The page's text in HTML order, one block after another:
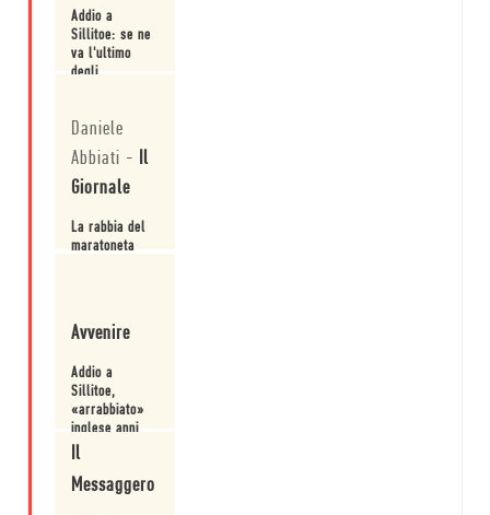
Addio a
Sillitoe: se ne
va l'ultimo
degli
Daniele
Abbiati - Il
Giornale
La rabbia del
maratoneta
Avvenire
Addio a
Sillitoe,
«arrabbiato»
inglese anni
'60
Il
Messaggero